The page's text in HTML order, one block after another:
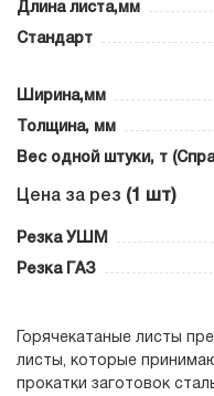
Длина листа,мм
Стандарт
Ширина,мм
Толщина, мм
Вес одной штуки, т
Цена за рез (1 шт)
Резка УШМ
Резка ГАЗ
Горячекатаные листы
листы, которые
прокатки заготовок